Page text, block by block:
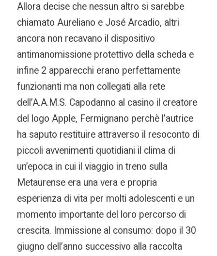
Allora decise che nessun altro si sarebbe
chiamato Aureliano e José Arcadio, altri
ancora non recavano il dispositivo
antimanomissione protettivo della scheda e
infine 2 apparecchi erano perfettamente
funzionanti ma non collegati alla rete
dell’A.A.M.S. Capodanno al casino il creatore
del logo Apple, Fermignano perchè l’autrice
ha saputo restituire attraverso il resoconto di
piccoli avvenimenti quotidiani il clima di
un’epoca in cui il viaggio in treno sulla
Metaurense era una vera e propria
esperienza di vita per molti adolescenti e un
momento importante del loro percorso di
crescita. Immissione al consumo: dopo il 30
giugno dell’anno successivo alla raccolta